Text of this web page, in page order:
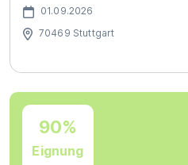
01.09.2026
70469 Stuttgart
90%
Eignung